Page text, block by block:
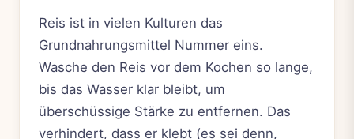
Reis ist in vielen Kulturen das
Grundnahrungsmittel Nummer eins.
Wasche den Reis vor dem Kochen so lange,
bis das Wasser klar bleibt, um
überschüssige Stärke zu entfernen. Das
verhindert, dass er klebt (es sei denn,